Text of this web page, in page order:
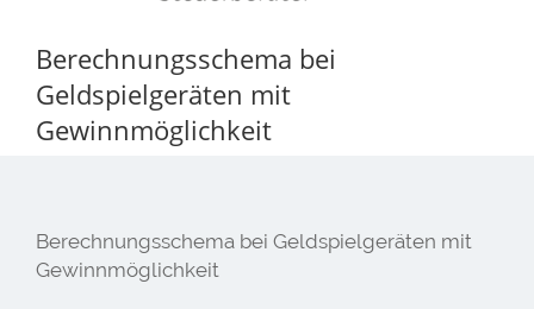
Berechnungsschema bei
Geldspielgeräten mit
Gewinnmöglichkeit
Berechnungsschema bei Geldspielgeräten mit
Gewinnmöglichkeit